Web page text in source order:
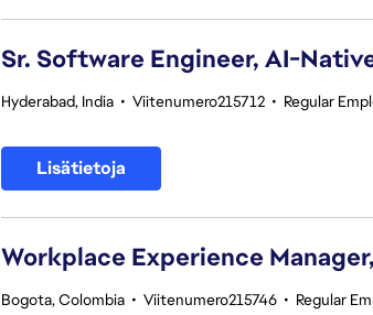
Sr. Software Engineer, AI-
Hyderabad, India • Viitenumero215712 • Regular
Lisätietoja
Workplace Experience
Bogota, Colombia • Viitenumero215746 • Regular